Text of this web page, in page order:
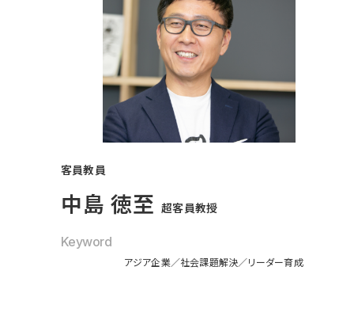
客員教員
中島 徳至 超客員教授
Keyword
アジア企業 社会課題解決 リーダー育成